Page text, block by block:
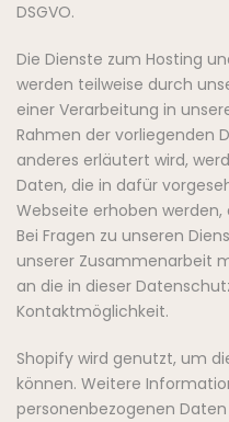
DSGVO.
Die Dienste zum Hosting
werden teilweise durch
einer Verarbeitung in
Rahmen der vorliegenden
anderes erläutert wird,
Daten, die in dafür
Webseite erhoben
Bei Fragen zu unseren
unserer Zusammenarbeit
an die in dieser
Kontaktmöglichkeit.
Shopify wird genutzt, um
können. Weitere
personenbezogenen